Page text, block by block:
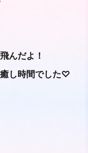
んだよ！
し時間でした♡